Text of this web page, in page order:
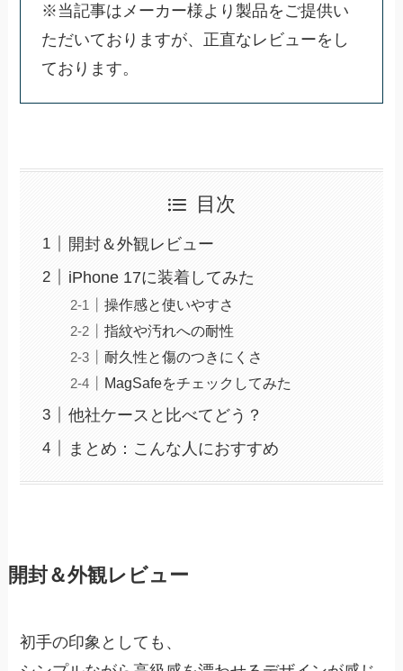
※当記事はメーカー様より製品をご提供い
ただいておりますが、正直なレビューをし
ております。
目次
開封＆外観レビュー
iPhone 17に装着してみた
操作感と使いやすさ
指紋や汚れへの耐性
耐久性と傷のつきにくさ
MagSafeをチェックしてみた
他社ケースと比べてどう？
まとめ：こんな人におすすめ
開封＆外観レビュー
初手の印象としても、